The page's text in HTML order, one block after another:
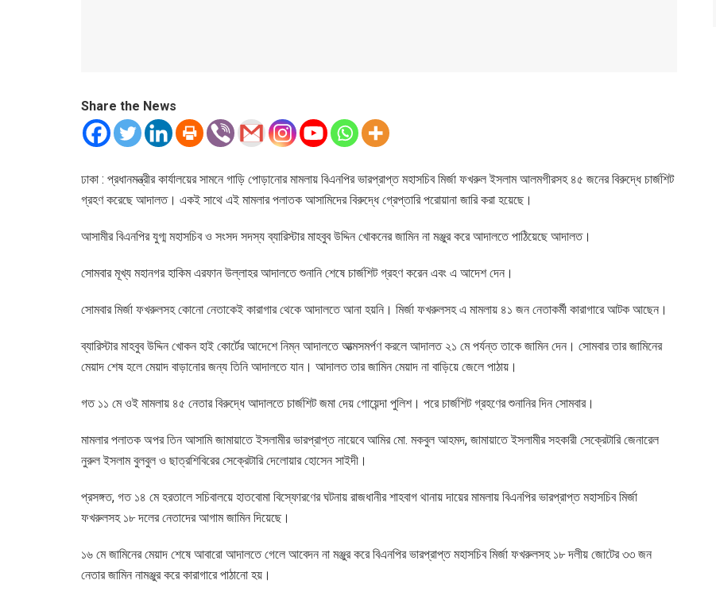
Share the News
ঢাকা : প্রধানমন্ত্রীর কার্যালয়ের সামনে গাড়ি পোড়ানোর মামলায় বিএনপির ভারপ্রাপ্ত মহাসচিব মির্জা ফখরুল ইসলাম আলমগীরসহ ৪৫ জনের বিরুদ্ধে চার্জশিট
গ্রহণ করেছে আদালত। একই সাথে এই মামলার পলাতক আসামিদের বিরুদ্ধে গ্রেপ্তারি পরোয়ানা জারি করা হয়েছে।
আসামীর বিএনপির যুগ্ম মহাসচিব ও সংসদ সদস্য ব্যারিস্টার মাহবুব উদ্দিন খোকনের জামিন না মঞ্জুর করে আদালতে পাঠিয়েছে আদালত।
সোমবার মূখ্য মহানগর হাকিম এরফান উল্লাহর আদালতে শুনানি শেষে চার্জশিট গ্রহণ করেন এবং এ আদেশ দেন।
সোমবার মির্জা ফখরুলসহ কোনো নেতাকেই কারাগার থেকে আদালতে আনা হয়নি। মির্জা ফখরুলসহ এ মামলায় ৪১ জন নেতাকর্মী কারাগারে আটক আছেন।
ব্যারিস্টার মাহবুব উদ্দিন খোকন হাই কোর্টের আদেশে নিম্ন আদালতে আত্মসমর্পণ করলে আদালত ২১ মে পর্যন্ত তাকে জামিন দেন। সোমবার তার জামিনের
মেয়াদ শেষ হলে মেয়াদ বাড়ানোর জন্য তিনি আদালতে যান। আদালত তার জামিন মেয়াদ না বাড়িয়ে জেলে পাঠায়।
গত ১১ মে ওই মামলায় ৪৫ নেতার বিরুদ্ধে আদালতে চার্জশিট জমা দেয় গোয়েন্দা পুলিশ। পরে চার্জশিট গ্রহণের শুনানির দিন সোমবার।
মামলার পলাতক অপর তিন আসামি জামায়াতে ইসলামীর ভারপ্রাপ্ত নায়েবে আমির মো. মকবুল আহমদ, জামায়াতে ইসলামীর সহকারী সেক্রেটারি জেনারেল
নুরুল ইসলাম বুলবুল ও ছাত্রশিবিরের সেক্রেটারি দেলোয়ার হোসেন সাইদী।
প্রসঙ্গত, গত ১৪ মে হরতালে সচিবালয়ে হাতবোমা বিস্ফোরণের ঘটনায় রাজধানীর শাহবাগ থানায় দায়ের মামলায় বিএনপির ভারপ্রাপ্ত মহাসচিব মির্জা
ফখরুলসহ ১৮ দলের নেতাদের আগাম জামিন দিয়েছে।
১৬ মে জামিনের মেয়াদ শেষে আবারো আদালতে গেলে আবেদন না মঞ্জুর করে বিএনপির ভারপ্রাপ্ত মহাসচিব মির্জা ফখরুলসহ ১৮ দলীয় জোটের ৩৩ জন
নেতার জামিন নামঞ্জুর করে কারাগারে পাঠানো হয়।